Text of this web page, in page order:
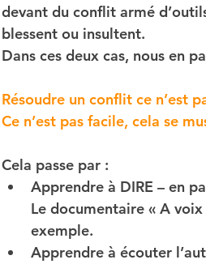
devant du conflit armé
blessent ou insultent.
Dans ces deux cas, nous en
Résoudre un conflit ce n’est
Ce n’est pas facile, cela se
Cela passe par :
Apprendre à DIRE – en
Le documentaire « A
exemple.
Apprendre à écouter